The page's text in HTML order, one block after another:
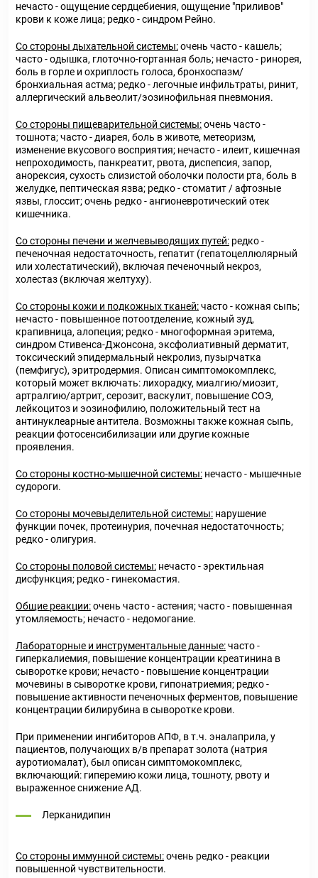
нечасто - ощущение сердцебиения, ощущение "приливов"
крови к коже лица; редко - синдром Рейно.
Со стороны дыхательной системы:очень часто - кашель;
часто - одышка, глоточно-гортанная боль; нечасто - ринорея,
боль в горле и охриплость голоса, бронхоспазм/
бронхиальная астма; редко - легочные инфильтраты, ринит,
аллергический альвеолит/эозинофильная пневмония.
Со стороны пищеварительной системы:очень часто -
тошнота; часто - диарея, боль в животе, метеоризм,
изменение вкусового восприятия; нечасто - илеит, кишечная
непроходимость, панкреатит, рвота, диспепсия, запор,
анорексия, сухость слизистой оболочки полости рта, боль в
желудке, пептическая язва; редко - стоматит / афтозные
язвы, глоссит; очень редко - ангионевротический отек
кишечника.
Со стороны печени и желчевыводящих путей: редко -
печеночная недостаточность, гепатит (гепатоцеллюлярный
или холестатический), включая печеночный некроз,
холестаз (включая желтуху).
Со стороны кожи и подкожных тканей:часто - кожная сыпь;
нечасто - повышенное потоотделение, кожный зуд,
крапивница, алопеция; редко - многоформная эритема,
синдром Стивенса-Джонсона, эксфолиативный дерматит,
токсический эпидермальный некролиз, пузырчатка
(пемфигус), эритродермия. Описан симптомокомплекс,
который может включать: лихорадку, миалгию/миозит,
артралгию/артрит, серозит, васкулит, повышение СОЭ,
лейкоцитоз и эозинофилию, положительный тест на
антинуклеарные антитела. Возможны также кожная сыпь,
реакции фотосенсибилизации или другие кожные
проявления.
Со стороны костно-мышечной системы: нечасто - мышечные
судороги.
Со стороны мочевыделительной системы: нарушение
функции почек, протеинурия, почечная недостаточность;
редко - олигурия.
Со стороны половой системы: нечасто - эректильная
дисфункция; редко - гинекомастия.
Общие реакции:очень часто - астения; часто - повышенная
утомляемость; нечасто - недомогание.
Лабораторные и инструментальные данные:часто -
гиперкалиемия, повышение концентрации креатинина в
сыворотке крови; нечасто - повышение концентрации
мочевины в сыворотке крови, гипонатриемия; редко -
повышение активности печеночных ферментов, повышение
концентрации билирубина в сыворотке крови.
При применении ингибиторов АПФ, в т.ч. эналаприла, у
пациентов, получающих в/в препарат золота (натрия
ауротиомалат), был описан симптомокомплекс,
включающий: гиперемию кожи лица, тошноту, рвоту и
выраженное снижение АД.
Лерканидипин
Со стороны иммунной системы:очень редко - реакции
повышенной чувствительности.